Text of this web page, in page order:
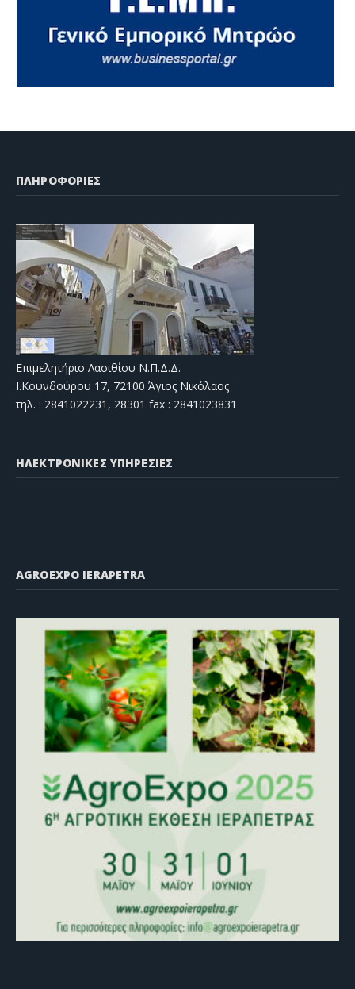
ΠΛΗΡΟΦΟΡΙΕΣ
Επιμελητήριο Λασιθίου Ν.Π.Δ.Δ.
Ι.Κουνδούρου 17, 72100 Άγιος Νικόλαος
τηλ. : 2841022231, 28301 fax : 2841023831
ΗΛΕΚΤΡΟΝΙΚΕΣ ΥΠΗΡΕΣΙΕΣ
AGROEXPO IERAPETRA